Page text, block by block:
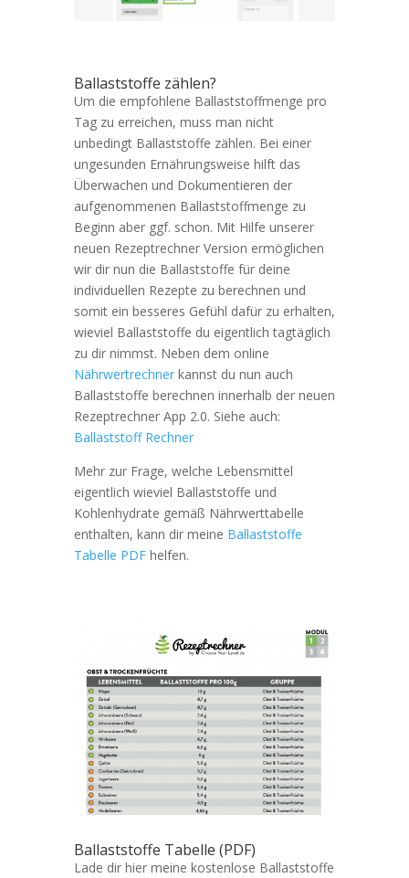
Ballaststoffe zählen?
Um die empfohlene Ballaststoffmenge pro
Tag zu erreichen, muss man nicht
unbedingt Ballaststoffe zählen. Bei einer
ungesunden Ernährungsweise hilft das
Überwachen und Dokumentieren der
aufgenommenen Ballaststoffmenge zu
Beginn aber ggf. schon. Mit Hilfe unserer
neuen Rezeptrechner Version ermöglichen
wir dir nun die Ballaststoffe für deine
individuellen Rezepte zu berechnen und
somit ein besseres Gefühl dafür zu erhalten,
wieviel Ballaststoffe du eigentlich tagtäglich
zu dir nimmst. Neben dem online
Nährwertrechnerkannst du nun auch
Ballaststoffe berechnen innerhalb der neuen
Rezeptrechner App 2.0. Siehe auch:
Ballaststoff Rechner
Mehr zur Frage, welche Lebensmittel
eigentlich wieviel Ballaststoffe und
Kohlenhydrate gemäß Nährwerttabelle
enthalten, kann dir meine Ballaststoffe
Tabelle PDFhelfen.
Ballaststoffe Tabelle (PDF)
Lade dir hier meine kostenlose Ballaststoffe